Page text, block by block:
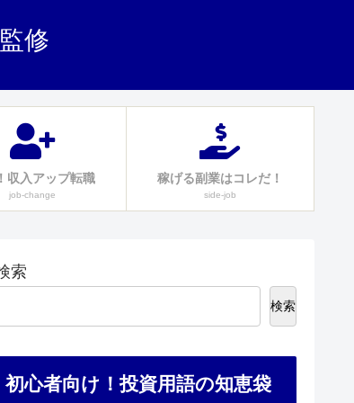
修
収入アップ転職
job-change
稼げる副業はコレだ！
side-job
索
検索
初心者向け！投資用語の知恵袋